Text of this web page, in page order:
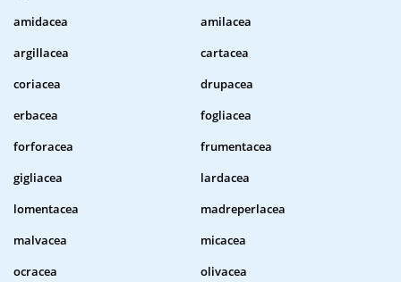
amidacea
amilacea
argillacea
cartacea
coriacea
drupacea
erbacea
fogliacea
forforacea
frumentacea
gigliacea
lardacea
lomentacea
madreperlacea
malvacea
micacea
ocracea
olivacea